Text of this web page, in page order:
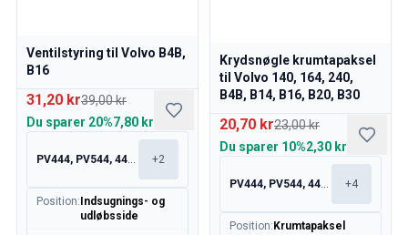
Ventilstyring til Volvo B4B,
B16
31,20 kr39,00 kr
Du sparer 20%7,80 kr
PV444, PV544, 445, 210 +2
Position: Indsugnings- og
udløbsside
Krydsnøgle krumtapaksel
til Volvo 140, 164, 240,
B4B, B14, B16, B20, B30
20,70 kr23,00 kr
Du sparer 10%2,30 kr
PV444, PV544, 445, 210 +4
Position: Krumtapaksel